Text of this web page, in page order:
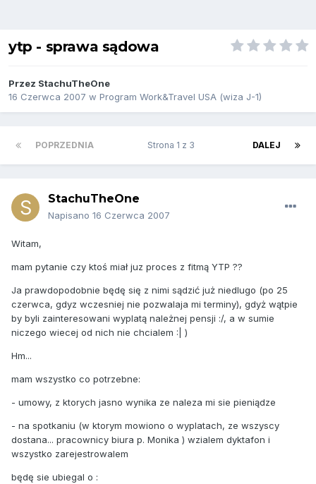
ytp - sprawa sądowa
Przez StachuTheOne
16 Czerwca 2007 w Program Work&Travel USA (wiza J-1)
POPRZEDNIA DALEJ
Strona 1 z 3
StachuTheOne
Napisano 16 Czerwca 2007
Witam,
mam pytanie czy ktoś miał juz proces z fitmą YTP ??
Ja prawdopodobnie będę się z nimi sądzić już niedlugo (po 25
czerwca, gdyz wczesniej nie pozwalaja mi terminy), gdyż wątpie
by byli zainteresowani wyplatą należnej pensji :/, a w sumie
niczego wiecej od nich nie chcialem :| )
Hm...
mam wszystko co potrzebne:
- umowy, z ktorych jasno wynika ze naleza mi sie pieniądze
- na spotkaniu (w ktorym mowiono o wyplatach, ze wszyscy
dostana... pracownicy biura p. Monika ) wzialem dyktafon i
wszystko zarejestrowalem
będę sie ubiegal o :